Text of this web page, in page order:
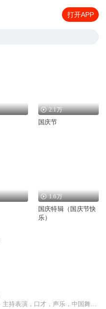
打开APP
2.1万
国庆节
1.6万
国庆特辑（国庆节快
乐）